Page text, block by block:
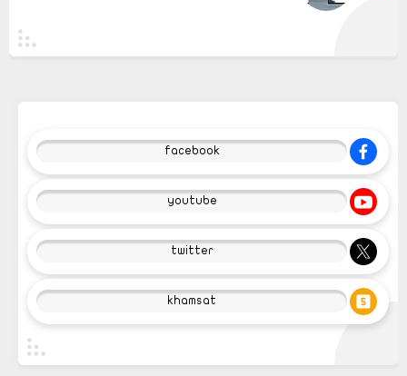
facebook
youtube
twitter
khamsat